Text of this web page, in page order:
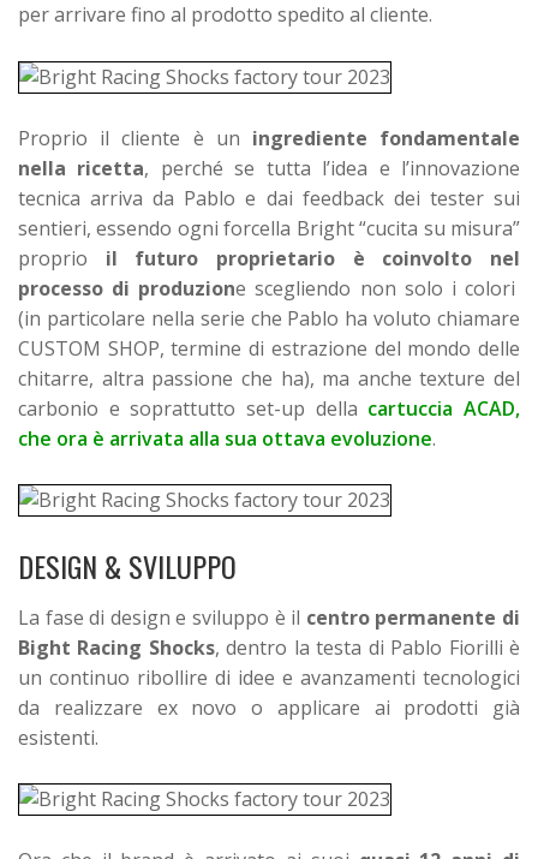
per arrivare fino al prodotto spedito al cliente.
Proprio il cliente è un ingrediente fondamentale
nella ricetta, perché se tutta l’idea e l’innovazione
tecnica arriva da Pablo e dai feedback dei tester sui
sentieri, essendo ogni forcella Bright “cucita su misura”
proprio il futuro proprietario è coinvolto nel
processo di produzione scegliendo non solo i colori
(in particolare nella serie che Pablo ha voluto chiamare
CUSTOM SHOP, termine di estrazione del mondo delle
chitarre, altra passione che ha), ma anche texture del
carbonio e soprattutto set-up della cartuccia ACAD,
che ora è arrivata alla sua ottava evoluzione.
DESIGN & SVILUPPO
La fase di design e sviluppo è il centro permanente di
Bight Racing Shocks, dentro la testa di Pablo Fiorilli è
un continuo ribollire di idee e avanzamenti tecnologici
da realizzare ex novo o applicare ai prodotti già
esistenti.